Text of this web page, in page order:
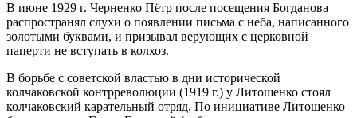
В июне 1929 г. Черненко Пётр после посещения Богданова
распространял слухи о появлении письма с неба, написанного
золотыми буквами, и призывал верующих с церковной
паперти не вступать в колхоз.
В борьбе с советской властью в дни исторической
колчаковской контрреволюции (1919 г.) у Литошенко стоял
колчаковский карательный отряд. По инициативе Литошенко